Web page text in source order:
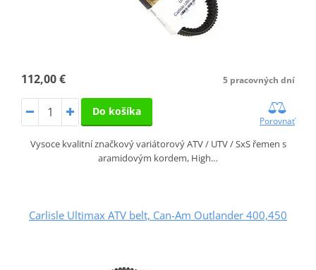
112,00 € 5 pracovných dní
Do košíka
Porovnať
Vysoce kvalitní značkový variátorový ATV / UTV / SxS řemen s
aramidovým kordem, High…
Carlisle Ultimax ATV belt, Can-Am Outlander 400,450